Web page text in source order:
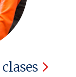
clases